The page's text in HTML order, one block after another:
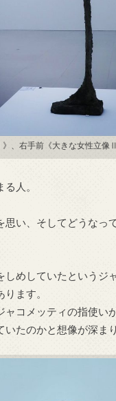
、右手前《大きな女性立像Ⅱ
人。
思い、そしてどうなっ
しめしていたというジ
ます。
ャコメッティの指使い
たのかと想像が深まり